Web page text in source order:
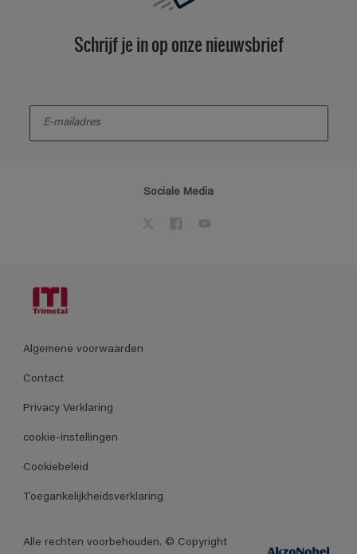
Schrijf je in op onze nieuwsbrief
Sociale Media
Algemene voorwaarden
Contact
Privacy Verklaring
cookie-instellingen
Cookiebeleid
Toegankelijkheidsverklaring
Alle rechten voorbehouden. © Copyright